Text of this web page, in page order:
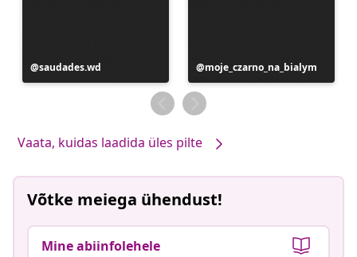
Postitus
avaldatud
saudades.wd
Postitus
avaldatud
moje_czarno_na_bialym
Vaata, kuidas laadida üles pilte
Võtke meiega ühendust!
Mine abiinfolehele